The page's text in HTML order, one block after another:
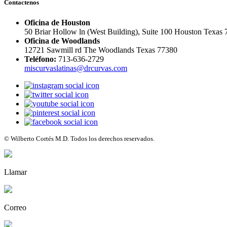
Contactenos
Oficina de Houston
50 Briar Hollow ln (West Building), Suite 100 Houston Texas
Oficina de Woodlands
12721 Sawmill rd The Woodlands Texas 77380
Teléfono: 713-636-2729
miscurvaslatinas@drcurvas.com
© Wilberto Cortés M.D. Todos los derechos reservados.
Llamar
Correo